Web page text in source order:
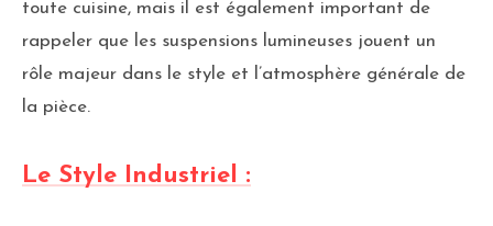
toute cuisine, mais il est également important de
rappeler que les suspensions lumineuses jouent un
rôle majeur dans le style et l’atmosphère générale de
la pièce.
Le Style Industriel :